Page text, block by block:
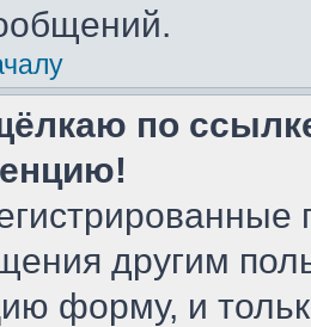
по
другим
форму, и